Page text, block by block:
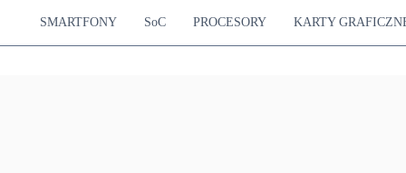
SMARTFONY SoC PROCESORY KARTY